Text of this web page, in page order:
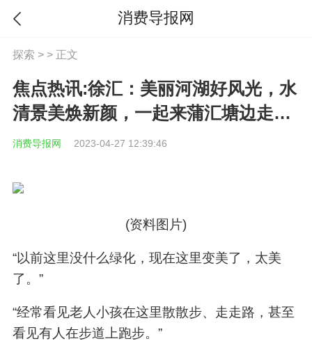
消费导报网
探索 > > 正文
焦点热讯:徐汇：美丽河湖好风光，水
清景美焕新颜，一起来蒲汇塘边走一
走吧！
消费导报网 2023-04-27 12:39:46
(资料图片)
“以前这里没什么绿化，现在这里变美了，太美
了。”
“经常看见老人小孩在这里散散步、走走路，甚至
看见有人在步道上跑步。”